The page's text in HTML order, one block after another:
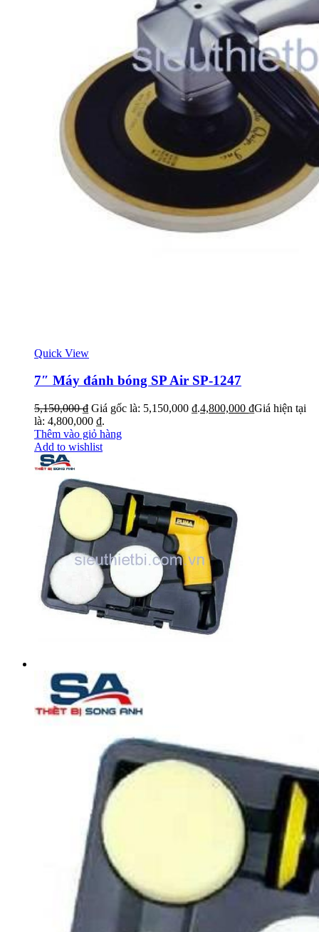
Quick View
7″ Máy đánh bóng SP Air SP-1247
5,150,000₫ Giá gốc là: 5,150,000 ₫.4,800,000 ₫Giá hiện tại
là: 4,800,000 ₫.
Thêm vào giỏ hàng
Add to wishlist